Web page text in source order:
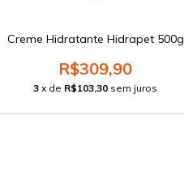
Creme Hidratante Hidrapet 500g
R$309,90
3 x de R$103,30 sem juros